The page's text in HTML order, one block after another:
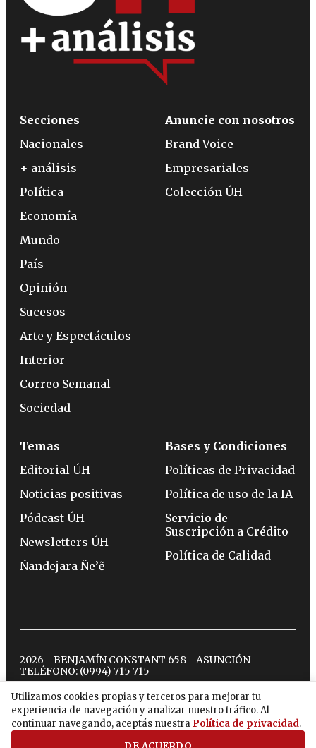
Utilizamos cookies propias y terceros para mejorar tu
experiencia de navegación y analizar nuestro tráfico. Al
continuar navegando, aceptás nuestra Política de privacidad.
Secciones
Nacionales
+ análisis
Política
Economía
Mundo
País
Opinión
Sucesos
Arte y Espectáculos
Interior
Correo Semanal
Sociedad
Anuncie con nosotros
Brand Voice
Empresariales
Colección ÚH
Temas
Editorial ÚH
Noticias positivas
Pódcast ÚH
Newsletters ÚH
Ñandejara Ñe’ẽ
Bases y Condiciones
Políticas de Privacidad
Política de uso de la IA
Servicio de
Suscripción a Crédito
Política de Calidad
2026 - BENJAMÍN CONSTANT 658 - ASUNCIÓN -
TELÉFONO: (0994) 715 715
twitterinstagram
facebook
tiktokyoutubespotify